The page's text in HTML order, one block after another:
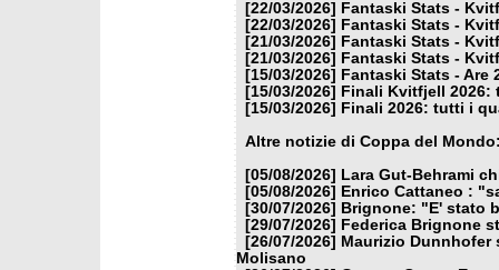
[22/03/2026]
Fantaski Stats -
[22/03/2026]
Fantaski Stats -
[21/03/2026]
Fantaski Stats -
[21/03/2026]
Fantaski Stats -
[15/03/2026]
Fantaski Stats - Are
[15/03/2026]
Finali Kvitfjell
[15/03/2026]
Finali 2026: tutti i
Altre notizie di Coppa del
[05/08/2026]
Lara Gut-Behrami
[05/08/2026]
Enrico Cattaneo :
[30/07/2026]
Brignone: "E' stato
[29/07/2026]
Federica Brignone
[26/07/2026] Maurizio Dunnhofer
Molisano